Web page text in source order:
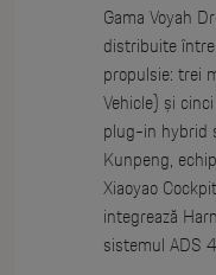
Gama Voyah
distribuite
propulsie: trei
Vehicle) și
plug-in hybrid
Kunpeng,
Xiaoyao
integrează
sistemul ADS